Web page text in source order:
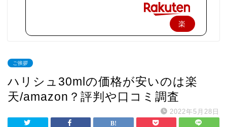
楽
入
ご挨拶
ハリシュ30mlの価格が安いのは楽
天/amazon？評判や口コミ調査
2022年5月28日